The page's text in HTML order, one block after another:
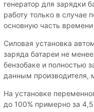
генератор для зарядки
работу только в случае
основную часть
Силовая установка
заряда батареи не
бензобаке и полностью
данным производителя,
На установке
до 100% примерно за